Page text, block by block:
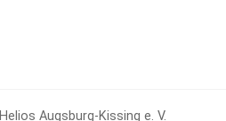
Augsburg-Kissing e. V.